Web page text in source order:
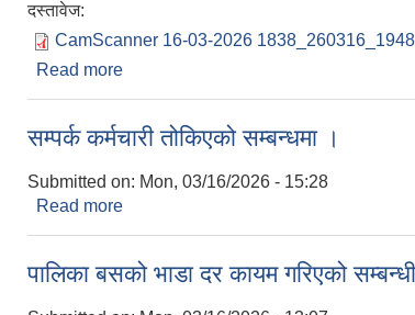
दस्तावेज:
CamScanner 16-03-2026
Read more
सम्पर्क कर्मचारी तोकिएको सम्बन्धमा ।
Submitted on: Mon, 03/16/2026 - 15:28
Read more
पालिका बसको भाडा दर कायम गरिएको